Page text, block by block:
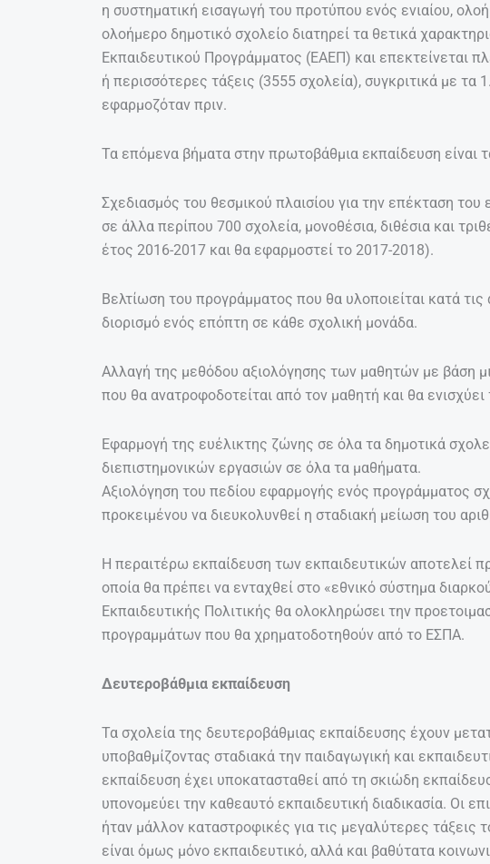
η συστηματική εισαγωγή του προτύπου ενός ενιαίου,
ολοήμερο δημοτικό σχολείο διατηρεί τα θετικά
Εκπαιδευτικού Προγράμματος (ΕΑΕΠ) και επεκτείνεται
ή περισσότερες τάξεις (3555 σχολεία), συγκριτικά με τα
εφαρμοζόταν πριν.
Τα επόμενα βήματα στην πρωτοβάθμια εκπαίδευση είναι
Σχεδιασμός του θεσμικού πλαισίου για την επέκταση
σε άλλα περίπου 700 σχολεία, μονοθέσια, διθέσια και
έτος 2016-2017 και θα εφαρμοστεί το 2017-2018).
Βελτίωση του προγράμματος που θα υλοποιείται κατά
διορισμό ενός επόπτη σε κάθε σχολική μονάδα.
Αλλαγή της μεθόδου αξιολόγησης των μαθητών με βάση
που θα ανατροφοδοτείται από τον μαθητή και θα ενισχύει
Εφαρμογή της ευέλικτης ζώνης σε όλα τα δημοτικά
διεπιστημονικών εργασιών σε όλα τα μαθήματα.
Αξιολόγηση του πεδίου εφαρμογής ενός προγράμματος
προκειμένου να διευκολυνθεί η σταδιακή μείωση του
Η περαιτέρω εκπαίδευση των εκπαιδευτικών αποτελεί
οποία θα πρέπει να ενταχθεί στο «εθνικό σύστημα
Εκπαιδευτικής Πολιτικής θα ολοκληρώσει την
προγραμμάτων που θα χρηματοδοτηθούν από το ΕΣΠΑ.
Δευτεροβάθμια εκπαίδευση
Τα σχολεία της δευτεροβάθμιας εκπαίδευσης έχουν
υποβαθμίζοντας σταδιακά την παιδαγωγική και
εκπαίδευση έχει υποκατασταθεί από τη σκιώδη
υπονομεύει την καθεαυτό εκπαιδευτική διαδικασία. Οι
ήταν μάλλον καταστροφικές για τις μεγαλύτερες
είναι όμως μόνο εκπαιδευτικό, αλλά και βαθύτατα